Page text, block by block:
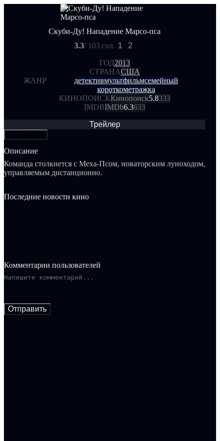
Скуби-Ду! Нападение Марсо-пса
3.3/ 103 гол. 1 2
ГОД2013
СТРАНАСША
ЖАНР
детективмультфильмсемейный
короткометражка
КИНОПОИСККинопоиск5.8333
IMDBIMDb6.3633
Трейлер
Описание
Команда столкнется с Меха-Псом, новаторским луноходом,
управляемым дистанционно.
Последние новости кино
Комментарии пользователей
Отправить